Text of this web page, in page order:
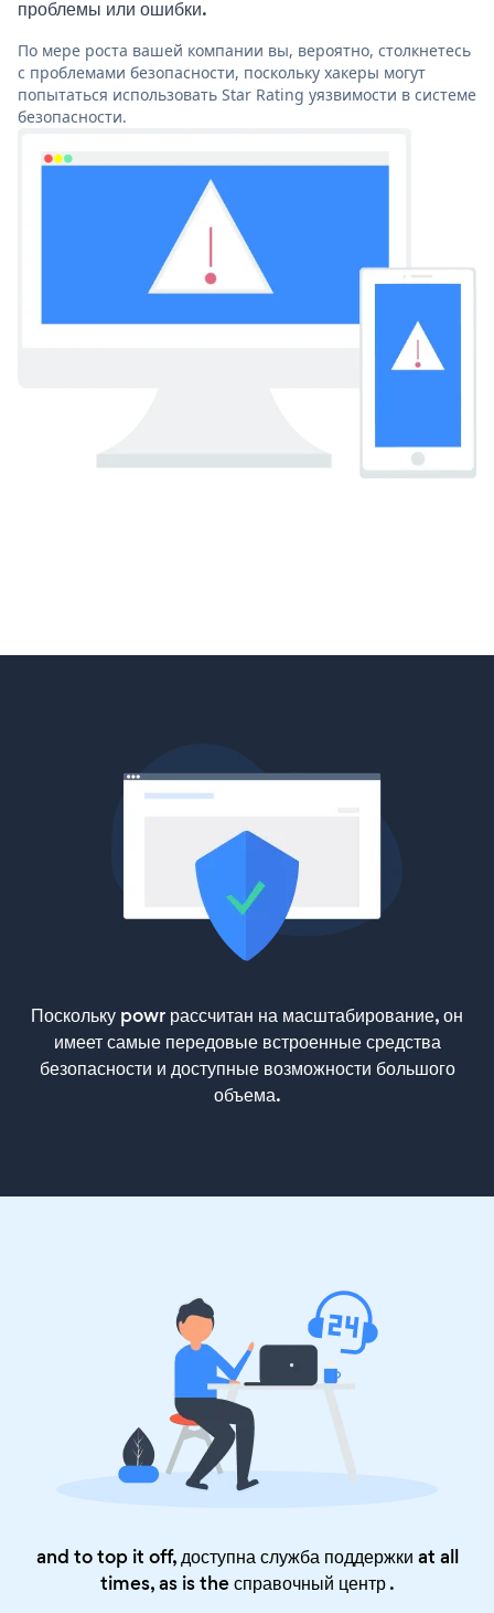
проблемы или ошибки.
По мере роста вашей компании вы, вероятно, столкнетесь
с проблемами безопасности, поскольку хакеры могут
попытаться использовать Star Rating уязвимости в системе
безопасности.
Поскольку powr рассчитан на масштабирование, он
имеет самые передовые встроенные средства
безопасности и доступные возможности большого
объема.
and to top it off, доступна служба поддержки at all
times, as is theсправочный центр.